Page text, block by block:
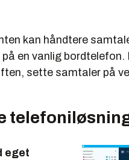
kan håndtere
en vanlig
sette samtaler på
eget